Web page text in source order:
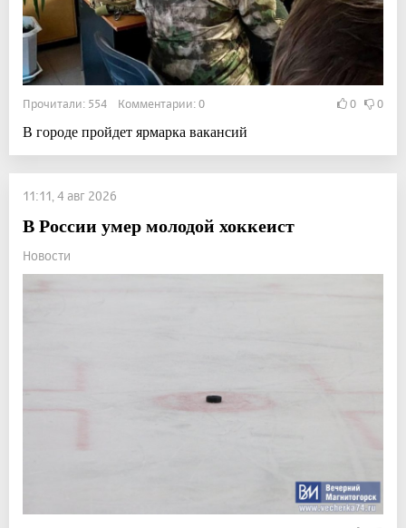
Прочитали: 554 Комментарии: 0 0 0
В городе пройдет ярмарка вакансий
11:11, 4 авг 2026
В России умер молодой хоккеист
Новости